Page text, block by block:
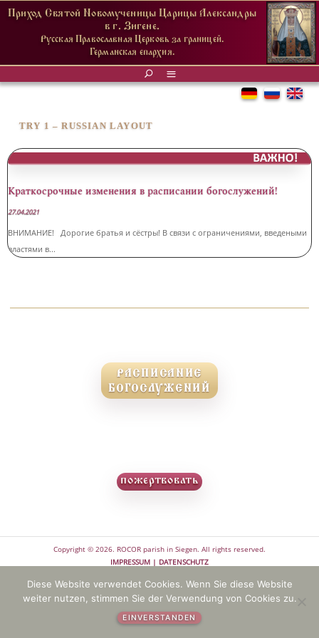
Приход Святой Новомученицы Царицы Александры
в г. Зигене.
Русская Православная Церковь за границей.
Германская епархия.
TRY 1 – RUSSIAN LAYOUT
РАСПИСАНИЕ
БОГОСЛУЖЕНИЙ
Краткосрочные изменения в расписании богослужений!
27.04.2021
ВНИМАНИЕ! Дорогие братья и сёстры! В связи с ограничениями, введеными
властями в...
пожертвовать
Copyright © 2026. ROCOR parish in Siegen. All rights reserved.
IMPRESSUM | DATENSCHUTZ
Diese Website verwendet Cookies. Wenn Sie diese Website
weiter nutzen, stimmen Sie der Verwendung von Cookies zu.
EINVERSTANDEN